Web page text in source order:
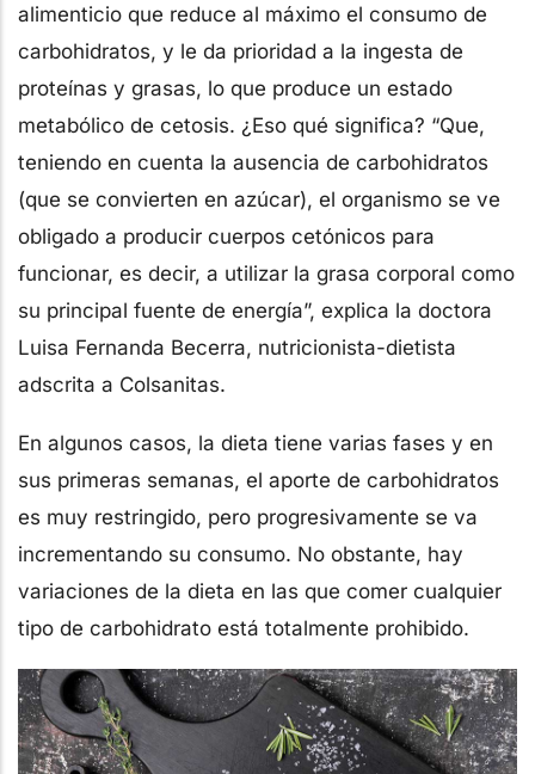
alimenticio que reduce al máximo el consumo de
carbohidratos, y le da prioridad a la ingesta de
proteínas y grasas, lo que produce un estado
metabólico de cetosis. ¿Eso qué significa? “Que,
teniendo en cuenta la ausencia de carbohidratos
(que se convierten en azúcar), el organismo se ve
obligado a producir cuerpos cetónicos para
funcionar, es decir, a utilizar la grasa corporal como
su principal fuente de energía”, explica la doctora
Luisa Fernanda Becerra, nutricionista-dietista
adscrita a Colsanitas.
En algunos casos, la dieta tiene varias fases y en
sus primeras semanas, el aporte de carbohidratos
es muy restringido, pero progresivamente se va
incrementando su consumo. No obstante, hay
variaciones de la dieta en las que comer cualquier
tipo de carbohidrato está totalmente prohibido.